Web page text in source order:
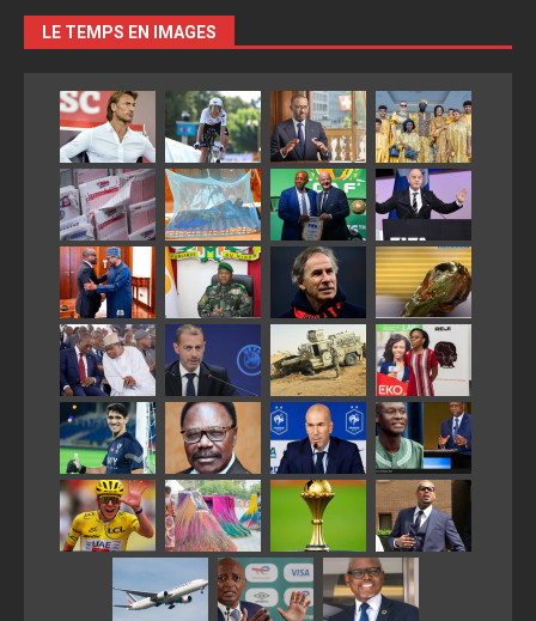
LE TEMPS EN IMAGES